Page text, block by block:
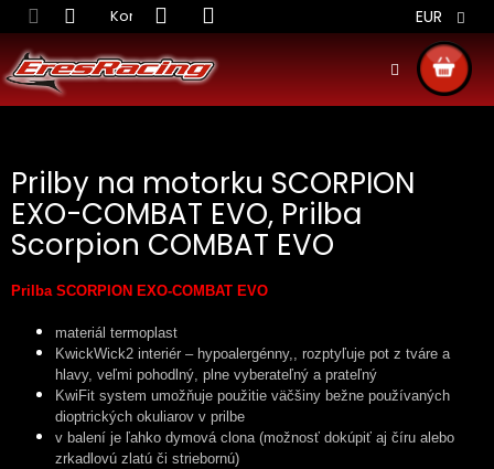
Prejsť
na
obsah
Kontakt Obchodné podmienky Doprava
EUR
KOŠÍK
Prilby na motorku SCORPION
EXO-COMBAT EVO, Prilba
Scorpion COMBAT EVO
Prilba SCORPION EXO-COMBAT EVO
materiál termoplast
KwickWick2 interiér – hypoalergénny,, rozptyľuje pot z tváre a
hlavy, veľmi pohodlný, plne vyberateľný a prateľný
KwiFit system umožňuje použitie väčšiny bežne používaných
dioptrických okuliarov v prilbe
v balení je ľahko dymová clona (možnosť dokúpiť aj číru alebo
zrkadlovú zlatú či striebornú)